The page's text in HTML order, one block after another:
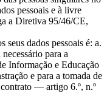
pessoais e à livre
a Diretiva 95/46/CE,
seus dados pessoais é: a.
para a
Informação e Educação
e para a tomada de
— artigo 6.º, n.º